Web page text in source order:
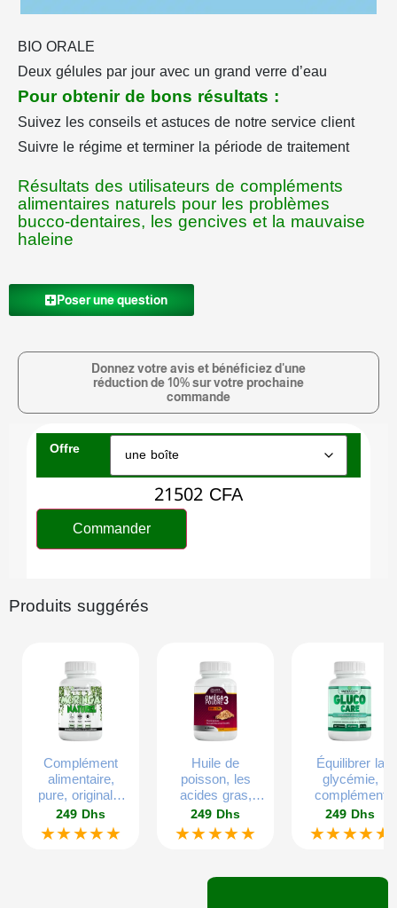
BIO ORALE
Deux gélules par jour avec un grand verre d’eau
Pour obtenir de bons résultats :
Suivez les conseils et astuces de notre service client
Suivre le régime et terminer la période de traitement
Résultats des utilisateurs de compléments
alimentaires naturels pour les problèmes
bucco-dentaires, les gencives et la mauvaise
haleine
Poser une question
Donnez votre avis et bénéficiez d'une
réduction de 10% sur votre prochaine
commande
Offre
21502 CFA
Commander
Produits suggérés
Complément
alimentaire,
pure, originale,
60 gélules
végétales.
249 Dhs
★★★★★
Huile de
poisson, les
acides gras,
gélatine
végétales, sans
mercure, sans
les âges,
249 Dhs
★★★★★
Équilibrer la
glycémie,
complément
alimentaire
d’extrait végétal,
glucose
60 gélules.
249 Dhs
★★★★★